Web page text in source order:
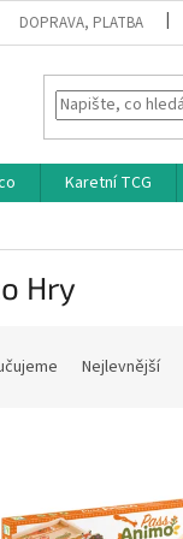
DOPRAVA, PLATBA
Karetní TCG
Hry
Nejlevnější